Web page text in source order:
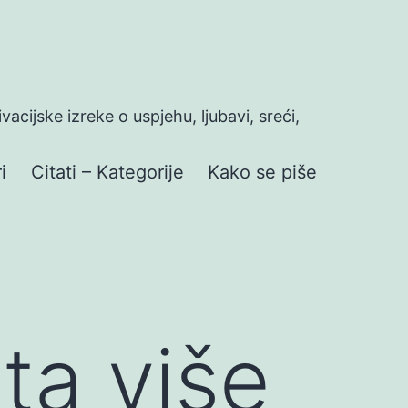
izreke o uspjehu, ljubavi, sreći,
Citati – Kategorije Kako se piše
više